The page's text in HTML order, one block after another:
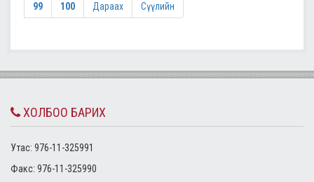
99 100 Дараах Сүүлийн
ХОЛБОО БАРИХ
Утас: 976-11-325991
Факс: 976-11-325990